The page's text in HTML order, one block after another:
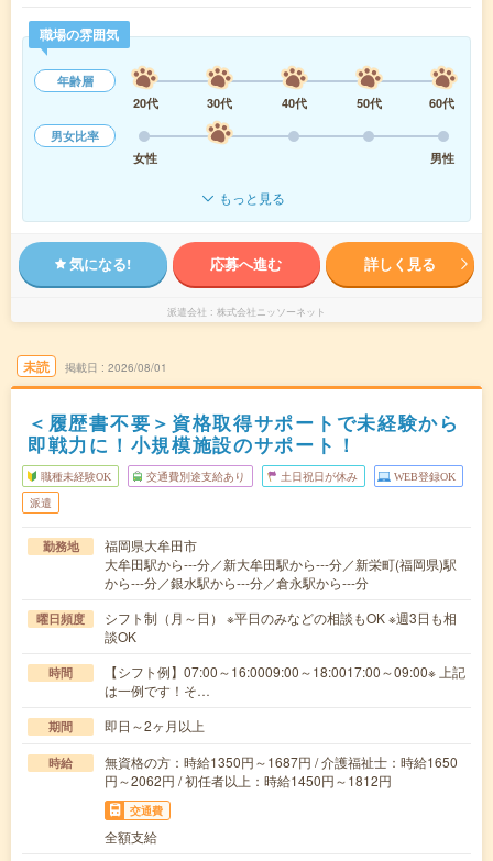
職場の雰囲気
年齢層
20代
30代 40代 50代
60代
男女比率
女性
男性
もっと見る
気になる! 応募へ進む 詳しく見る
派遣会社 株式会社ニッソーネット
未読 掲載日 2026/08/01
＜履歴書不要＞資格取得サポートで未経験から
即戦力に！小規模施設のサポート！
職種未経験OK 交通費別途支給あり 土日祝日が休み WEB登録OK
派遣
勤務地
福岡県大牟田市
大牟田駅から---分／新大牟田駅から---分／新栄町(福岡県)駅
から---分／銀水駅から---分／倉永駅から---分
曜日頻度
シフト制（月～日） ※平日のみなどの相談もOK ※週3日も相
談OK
時間
【シフト例】07:00～16:0009:00～18:0017:00～09:00※ 上記
は一例です！そ…
期間 即日～2ヶ月以上
時給
無資格の方：時給1350円～1687円 / 介護福祉士：時給1650
円～2062円 / 初任者以上：時給1450円～1812円
交通費
全額支給